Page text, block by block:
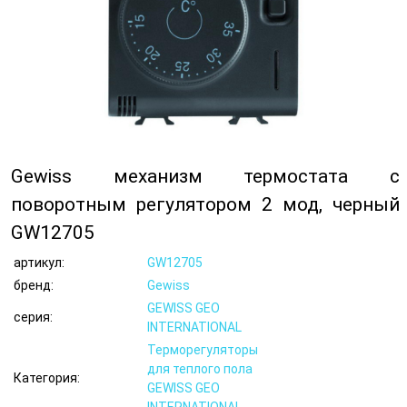
Gewiss механизм термостата с
поворотным регулятором 2 мод, черный
GW12705
артикул:
GW12705
бренд:
Gewiss
серия:
GEWISS GEO
INTERNATIONAL
Категория:
Терморегуляторы
для теплого пола
GEWISS GEO